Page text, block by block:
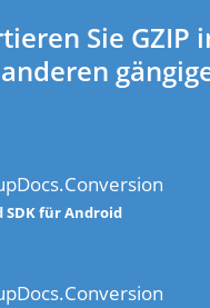
Sie GZIP
SDK für Android